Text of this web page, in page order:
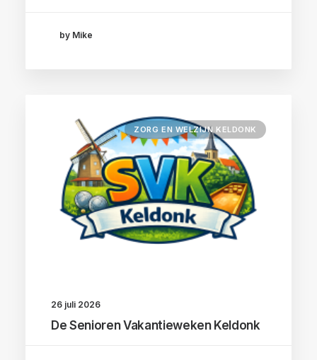
by Mike
ZORG EN WELZIJN KELDONK
26 juli 2026
De Senioren Vakantieweken Keldonk